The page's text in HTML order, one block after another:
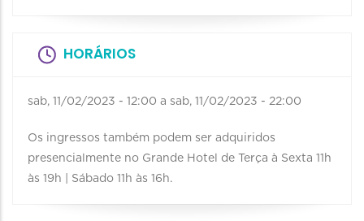
HORÁRIOS
sab, 11/02/2023 - 12:00 a sab, 11/02/2023 - 22:00
Os ingressos também podem ser adquiridos
presencialmente no Grande Hotel de Terça à Sexta 11h
às 19h | Sábado 11h às 16h.